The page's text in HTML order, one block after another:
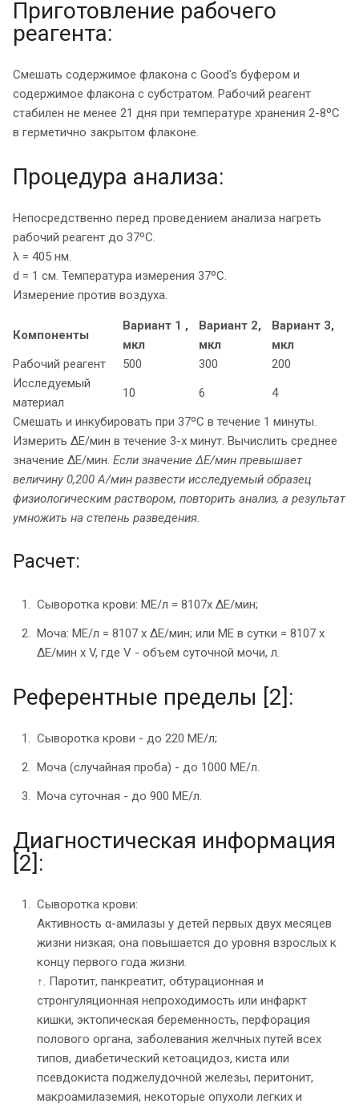
Приготовление рабочего
реагента:
Смешать содержимое флакона с Good's буфером и
содержимое флакона с субстратом. Рабочий реагент
стабилен не менее 21 дня при температуре хранения 2-8ºС
в герметично закрытом флаконе.
Процедура анализа:
Непосредственно перед проведением анализа нагреть
рабочий реагент до 37ºС.
λ = 405 нм.
d = 1 см. Температура измерения 37ºС.
Измерение против воздуха.
Компоненты
Вариант 1 ,
мкл
Вариант 2,
мкл
Вариант 3,
мкл
Рабочий реагент
500 300
200
Исследуемый
материал
10 6
4
Смешать и инкубировать при 37ºС в течение 1 минуты.
Измерить ΔЕ/мин в течение 3-х минут. Вычислить среднее
значение ΔЕ/мин. Если значение ΔЕ/мин превышает
величину 0,200 А/мин развести исследуемый образец
физиологическим раствором, повторить анализ, а результат
умножить на степень разведения.
Расчет:
Сыворотка крови: МЕ/л = 8107x ΔЕ/мин;
Моча: МЕ/л = 8107 x ΔЕ/мин; или МЕ в сутки = 8107 x
ΔЕ/мин х V, где V - объем суточной мочи, л.
Референтные пределы [2]:
Сыворотка крови - до 220 МЕ/л;
Моча (случайная проба) - до 1000 МЕ/л.
Моча суточная - до 900 МЕ/л.
Диагностическая информация
[2]:
Сыворотка крови:
Активность α-амилазы у детей первых двух месяцев
жизни низкая; она повышается до уровня взрослых к
концу первого года жизни.
↑. Паротит, панкреатит, обтурационная и
стронгуляционная непроходимость или инфаркт
кишки, эктопическая беременность, перфорация
полового органа, заболевания желчных путей всех
типов, диабетический кетоацидоз, киста или
псевдокиста поджелудочной железы, перитонит,
макроамилаземия, некоторые опухоли легких и